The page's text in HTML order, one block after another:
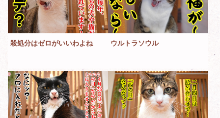
殺処分はゼロがいいわよね ウルトラソウル